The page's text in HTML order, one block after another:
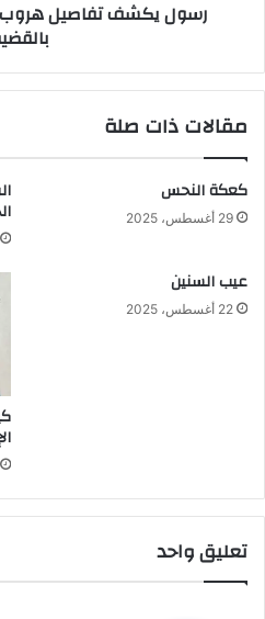
رسول يكشف تفاصيل
مقالات ذات صلة
كعكة النحس
29 أغسطس، 2025
عيب السنين
22 أغسطس، 2025
تعليق واحد